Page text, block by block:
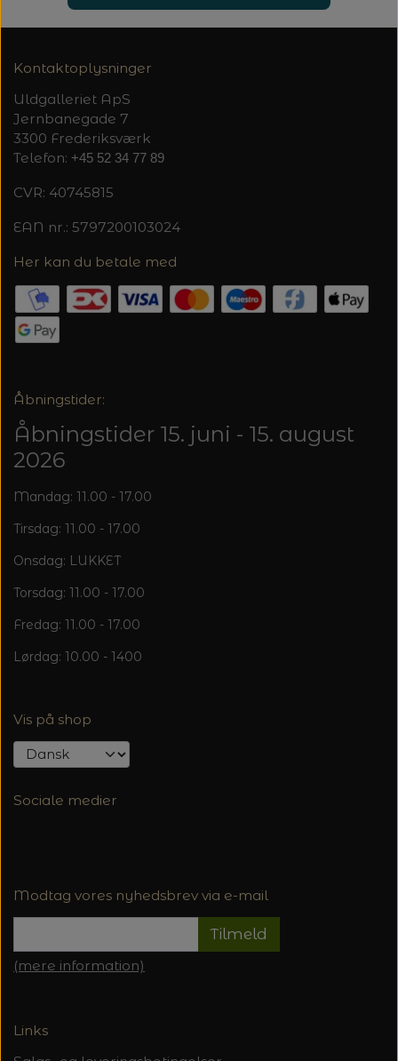
Kontaktoplysninger
Uldgalleriet ApS
Jernbanegade 7
3300 Frederiksværk
Telefon: +45 52 34 77 89
CVR: 40745815
EAN nr.: 5797200103024
Her kan du betale med
Åbningstider:
Åbningstider 15. juni - 15. august
2026
Mandag: 11.00 - 17.00
Tirsdag: 11.00 - 17.00
Onsdag: LUKKET
Torsdag: 11.00 - 17.00
Fredag: 11.00 - 17.00
Lørdag: 10.00 - 1400
Vis på shop
Sociale medier
Modtag vores nyhedsbrev via e-mail
Tilmeld
(mere information)
Links